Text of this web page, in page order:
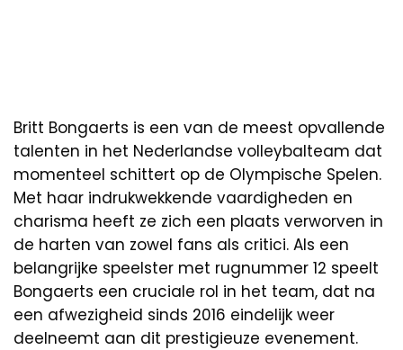
Britt Bongaerts is een van de meest opvallende
talenten in het Nederlandse volleybalteam dat
momenteel schittert op de Olympische Spelen.
Met haar indrukwekkende vaardigheden en
charisma heeft ze zich een plaats verworven in
de harten van zowel fans als critici. Als een
belangrijke speelster met rugnummer 12 speelt
Bongaerts een cruciale rol in het team, dat na
een afwezigheid sinds 2016 eindelijk weer
deelneemt aan dit prestigieuze evenement.